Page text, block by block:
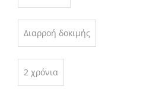
Διαρροή δοκιμής
2 χρόνια